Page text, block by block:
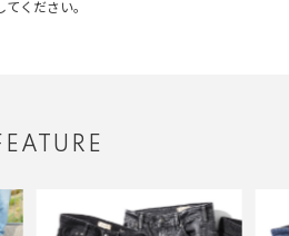
てください。